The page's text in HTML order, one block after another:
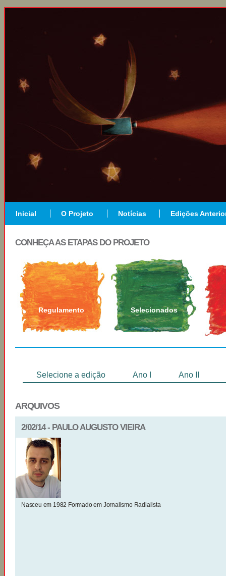
Inicial O Projeto Notícias Edições
CONHEÇA AS ETAPAS DO PROJETO
Regulamento Selecionados
Selecione a edição Ano I Ano II
ARQUIVOS
2/02/14 - PAULO AUGUSTO VIEIRA
Nasceu em 1982 Formado em Jornalismo Radialista